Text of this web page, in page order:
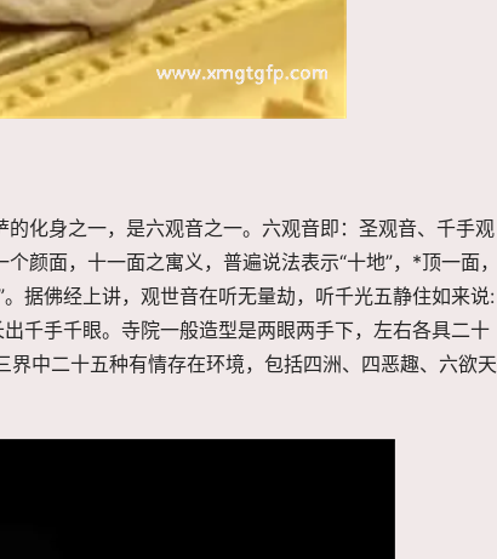
化身之一，是六观音之一。六观音即：圣观音、千手观
颜面，十一面之寓义，普遍说法表示“十地”，*顶一面，
据佛经上讲，观世音在听无量劫，听千光五静住如来说:
千手千眼。寺院一般造型是两眼两手下，左右各具二十
中二十五种有情存在环境，包括四洲、四恶趣、六欲天